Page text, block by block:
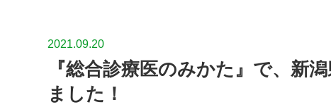
2021.09.20
『総合診療医のみかた』で、新
ました！